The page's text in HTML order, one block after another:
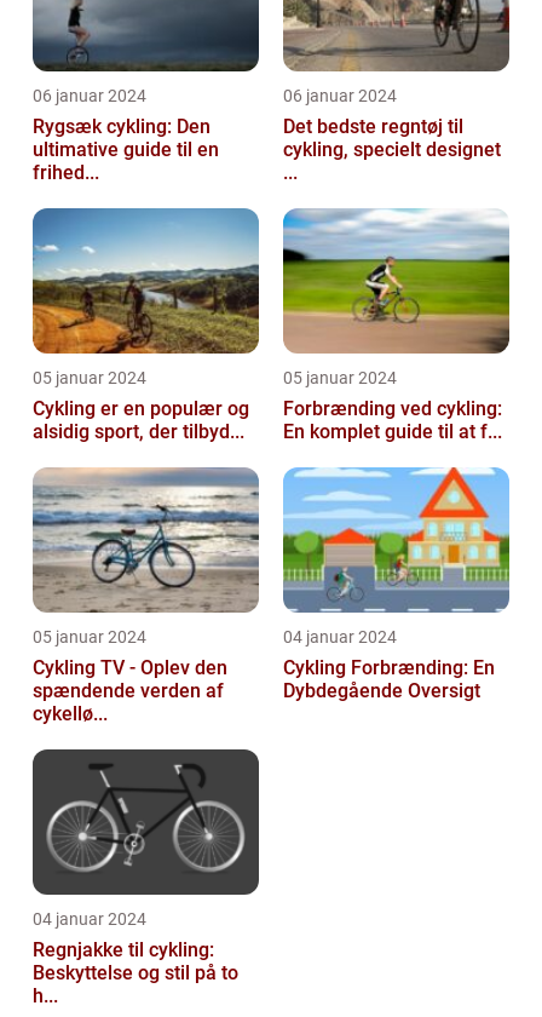
06 januar 2024
Rygsæk cykling: Den
ultimative guide til en
frihed...
06 januar 2024
Det bedste regntøj til
cykling, specielt designet
...
05 januar 2024
Cykling er en populær og
alsidig sport, der tilbyd...
05 januar 2024
Forbrænding ved cykling:
En komplet guide til at f...
05 januar 2024
Cykling TV - Oplev den
spændende verden af
cykellø...
04 januar 2024
Cykling Forbrænding: En
Dybdegående Oversigt
04 januar 2024
Regnjakke til cykling:
Beskyttelse og stil på to
h...